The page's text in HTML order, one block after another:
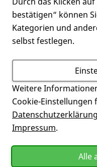
Berechtigt der
Benutzen eines
Nein! Der
werden und ist an
aG)
Sonderparkplätze
beantragt.
Mehr Informationen
A-Z Ratgeber
bestätigen“ können
Kategorien und
selbst festlegen.
Weitere
Cookie-Einstellungen
Datenschutzerklärung
Impressum.
Alle